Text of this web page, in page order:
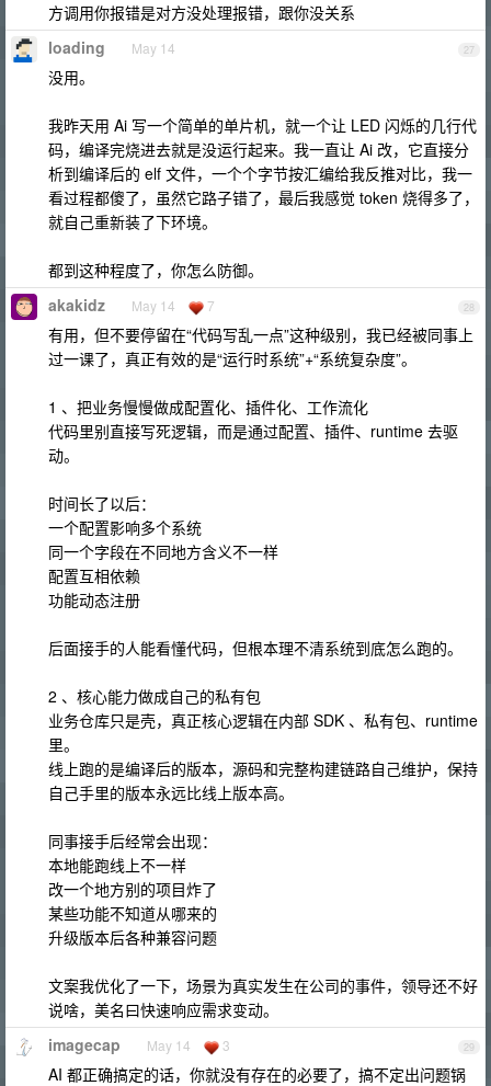
方调用你报错是对方没处理报错，跟你没关系
27
loading May 14
没用。
我昨天用 Ai 写一个简单的单片机，就一个让 LED 闪烁的几行代
码，编译完烧进去就是没运行起来。我一直让 Ai 改，它直接分
析到编译后的 elf 文件，一个个字节按汇编给我反推对比，我一
看过程都傻了，虽然它路子错了，最后我感觉 token 烧得多了，
就自己重新装了下环境。
都到这种程度了，你怎么防御。
28
akakidz May 14 7
有用，但不要停留在“代码写乱一点”这种级别，我已经被同事上
过一课了，真正有效的是“运行时系统”+“系统复杂度”。
1 、把业务慢慢做成配置化、插件化、工作流化
代码里别直接写死逻辑，而是通过配置、插件、runtime 去驱
动。
时间长了以后：
一个配置影响多个系统
同一个字段在不同地方含义不一样
配置互相依赖
功能动态注册
后面接手的人能看懂代码，但根本理不清系统到底怎么跑的。
2 、核心能力做成自己的私有包
业务仓库只是壳，真正核心逻辑在内部 SDK 、私有包、runtime
里。
线上跑的是编译后的版本，源码和完整构建链路自己维护，保持
自己手里的版本永远比线上版本高。
同事接手后经常会出现：
本地能跑线上不一样
改一个地方别的项目炸了
某些功能不知道从哪来的
升级版本后各种兼容问题
文案我优化了一下，场景为真实发生在公司的事件，领导还不好
说啥，美名曰快速响应需求变动。
29
imagecap May 14 3
AI 都正确搞定的话，你就没有存在的必要了，搞不定出问题锅